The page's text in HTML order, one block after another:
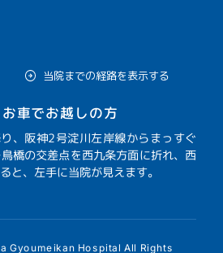
当院までの経路を表示する
車でお越しの方
、阪神2号淀川左岸線からまっすぐ
橋の交差点を西九条方面に折れ、西
と、左手に当院が見えます。
Gyoumeikan Hospital All Rights